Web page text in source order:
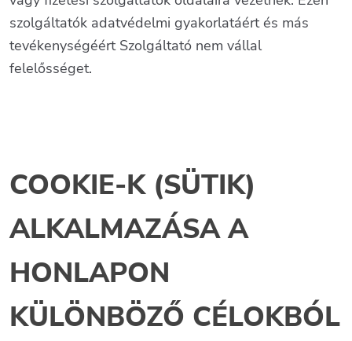
szolgáltatók adatvédelmi gyakorlatáért és más
tevékenységéért Szolgáltató nem vállal
felelősséget.
COOKIE-K (SÜTIK)
ALKALMAZÁSA A
HONLAPON
KÜLÖNBÖZŐ CÉLOKBÓL